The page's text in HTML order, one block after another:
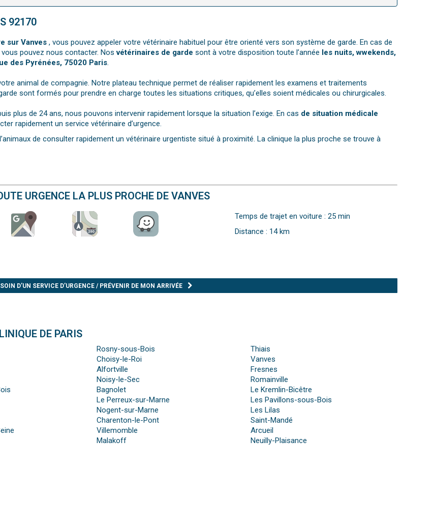
92170
sur Vanves , vous pouvez appeler votre vétérinaire habituel pour être orienté vers son système de garde. En cas de
vous pouvez nous contacter. Nosvétérinaires de garde sont à votre disposition toute l’année les nuits, wwekends,
des Pyrénées, 75020 Paris.
animal de compagnie. Notre plateau technique permet de réaliser rapidement les examens et traitements
sont formés pour prendre en charge toutes les situations critiques, qu’elles soient médicales ou chirurgicales.
plus de 24 ans, nous pouvons intervenir rapidement lorsque la situation l’exige. En cas de situation médicale
rapidement un service vétérinaire d’urgence.
de consulter rapidement un vétérinaire urgentiste situé à proximité. La clinique la plus proche se trouve à
URGENCE LA PLUS PROCHE DE VANVES
Temps de trajet en voiture : 25 min
Distance : 14 km
D’UN SERVICE D’URGENCE / PRÉVENIR DE MON ARRIVÉE
DE PARIS
Rosny-sous-Bois
Choisy-le-Roi
Alfortville
Noisy-le-Sec
Bagnolet
Le Perreux-sur-Marne
Nogent-sur-Marne
Charenton-le-Pont
Villemomble
Malakoff
Thiais
Vanves
Fresnes
Romainville
Le Kremlin-Bicêtre
Les Pavillons-sous-Bois
Les Lilas
Saint-Mandé
Arcueil
Neuilly-Plaisance